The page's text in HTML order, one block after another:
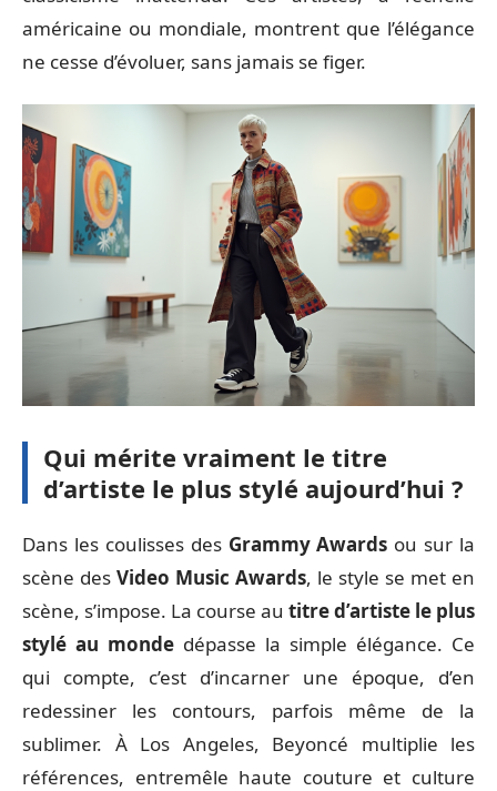
américaine ou mondiale, montrent que l’élégance
ne cesse d’évoluer, sans jamais se figer.
Qui mérite vraiment le titre
d’artiste le plus stylé aujourd’hui ?
Dans les coulisses des Grammy Awards ou sur la
scène des Video Music Awards, le style se met en
scène, s’impose. La course au titre d’artiste le plus
stylé au monde dépasse la simple élégance. Ce
qui compte, c’est d’incarner une époque, d’en
redessiner les contours, parfois même de la
sublimer. À Los Angeles, Beyoncé multiplie les
références, entremêle haute couture et culture